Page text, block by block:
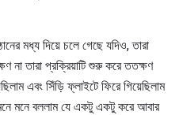
মধ্য দিয়ে চলে গেছে যদিও, তারা
না তারা প্রক্রিয়াটি শুরু করে ততক্ষণ
এবং সিঁড়ি ফ্লাইটে ফিরে গিয়েছিলাম
মনে বললাম যে একটু একটু করে আবার